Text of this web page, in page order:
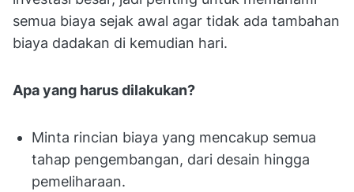
semua biaya sejak awal agar tidak ada tambahan
biaya dadakan di kemudian hari.
Apa yang harus dilakukan?
Minta rincian biaya yang mencakup semua
tahap pengembangan, dari desain hingga
pemeliharaan.